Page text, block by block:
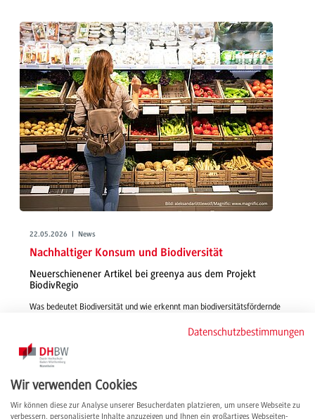
22.05.2026 | News
Nachhaltiger Konsum und Biodiversität
Neuerschienener Artikel bei greenya aus dem Projekt
BiodivRegio
Was bedeutet Biodiversität und wie erkennt man biodiversitätsfördernde
erläutert das BiodivRegio-Forschungsteam, wie Verbraucher*innen mit
ihrem Einkauf zur Artenvielfalt beitragen können.
weiterlesen
Datenschutzbestimmungen
Wir verwenden Cookies
Wir können diese zur Analyse unserer Besucherdaten platzieren, um unsere Webseite zu
verbessern, personalisierte Inhalte anzuzeigen und Ihnen ein großartiges Webseiten-